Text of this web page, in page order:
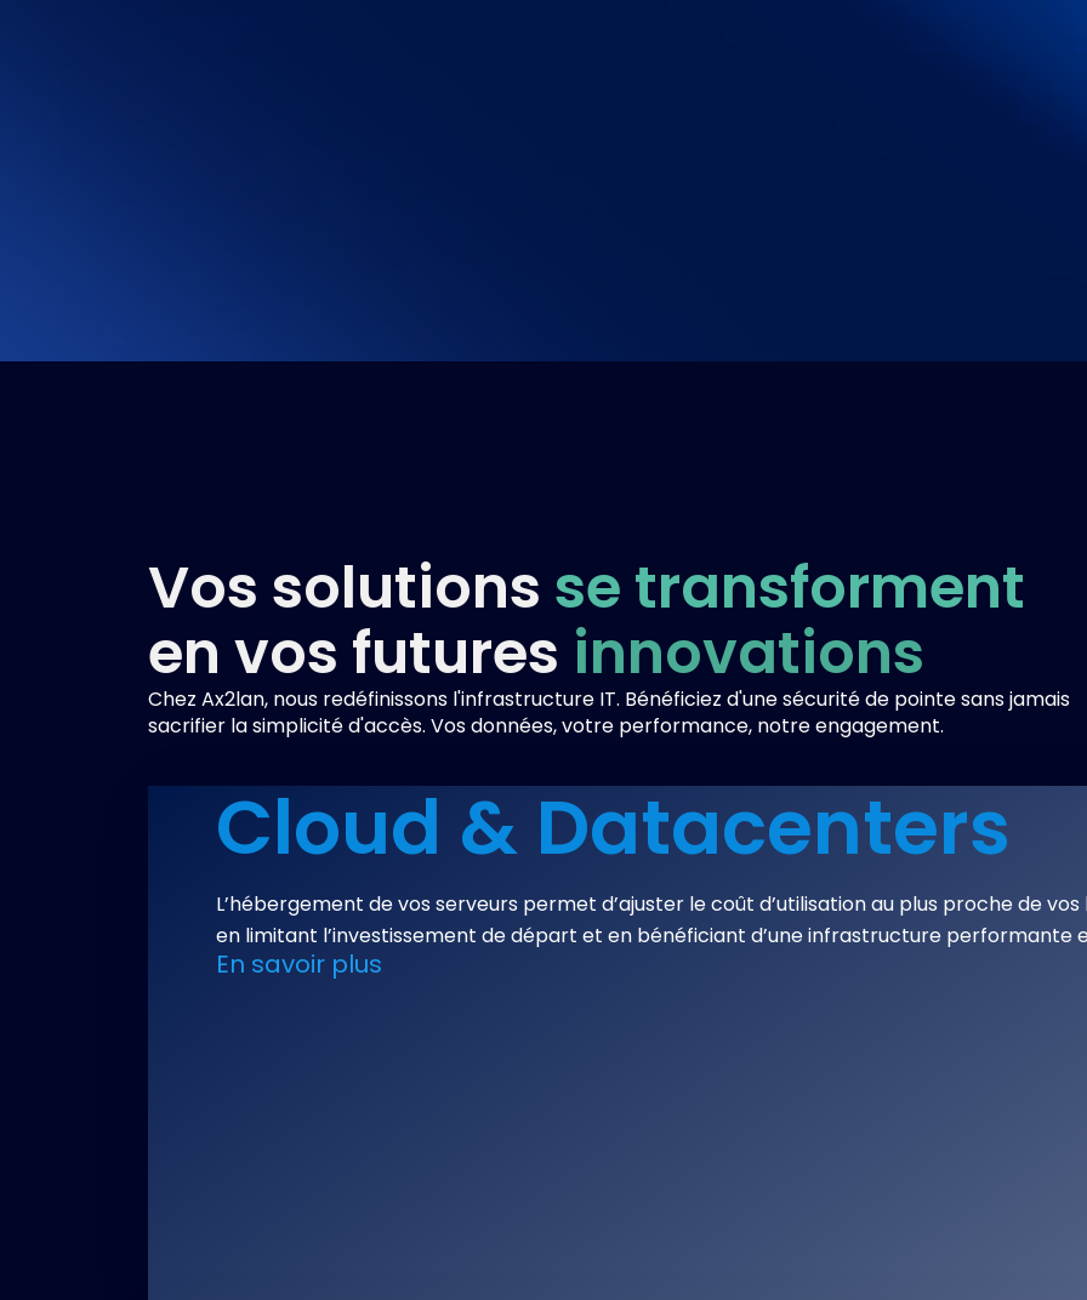
Vos solutions se transforment
en vos futures innovations
Chez Ax2lan, nous redéfinissons l'infrastructure IT. Bénéficiez d'unesécuritéde pointesansjamais
sacrifier lasimplicitéd'accès. Vosdonnées,votre performance, notreengagement.
Cloud & Datacenters
L’hébergement de vos serveurs permet d’ajuster le coût d’utilisation au plus proche de vos
en limitant l’investissement de départ et en bénéficiant d’une infrastructure performante
En savoir plus